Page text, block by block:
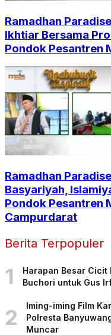
Ramadhan
Ikhtiar Bersama
Pondok Pesantren
Ramadhan
Basyariyah,
Pondok Pesantren
Campurdarat
Berita Terpopuler
1
Harapan Besar Cicit
Buchori untuk Gus
2
Iming-iming Film
Polresta
Muncar